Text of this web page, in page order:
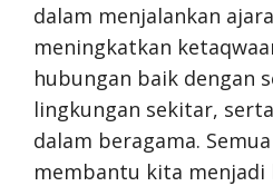
dalam menjalankan
meningkatkan
hubungan baik dengan
lingkungan sekitar,
dalam beragama.
membantu kita menjadi